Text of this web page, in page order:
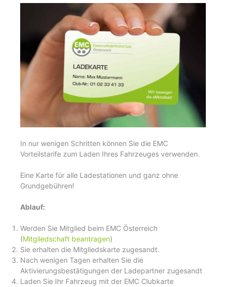
In nur wenigen Schritten können Sie die EMC
Vorteilstarife zum Laden Ihres Fahrzeuges verwenden.
Eine Karte für alle Ladestationen und ganz ohne
Grundgebühren!
Ablauf:
Werden Sie Mitglied beim EMC Österreich
(Mitgliedschaft beantragen)
Sie erhalten die Mitgliedskarte zugesandt.
Nach wenigen Tagen erhalten Sie die
Aktivierungsbestätigungen der Ladepartner zugesandt
Laden Sie Ihr Fahrzeug mit der EMC Clubkarte